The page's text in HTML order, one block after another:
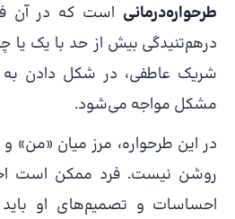
طرحواره‌درمانی است که در آن
درهم‌تنیدگی بیش از حد با یک یا
شریک عاطفی، در شکل دادن
مشکل مواجه می‌شود.
در این طرحواره، مرز میان «من» و
روشن نیست. فرد ممکن است
احساسات و تصمیم‌های او